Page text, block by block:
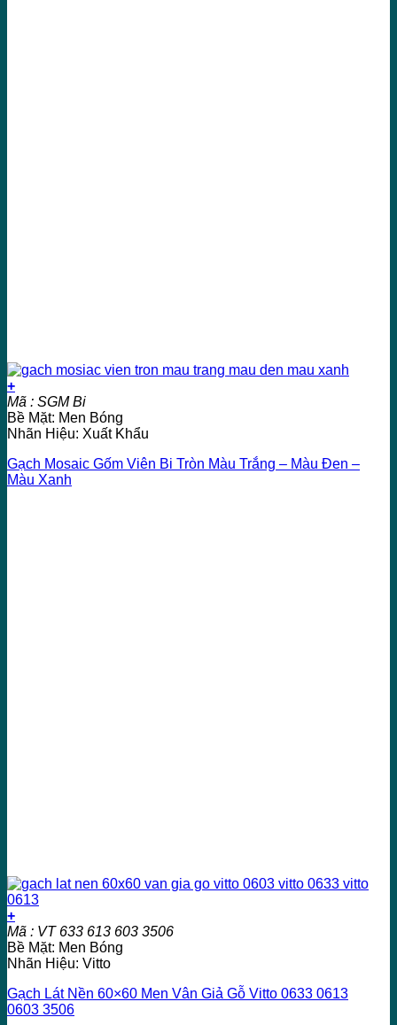
+
Mã : SGM Bi
Bề Mặt: Men Bóng
Nhãn Hiệu: Xuất Khẩu
Gạch Mosaic Gốm Viên Bi Tròn Màu Trắng – Màu Đen –
Màu Xanh
+
Mã : VT 633 613 603 3506
Bề Mặt: Men Bóng
Nhãn Hiệu: Vitto
Gạch Lát Nền 60×60 Men Vân Giả Gỗ Vitto 0633 0613
0603 3506